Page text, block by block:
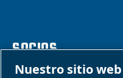
SOCIOS
Nuestro sitio